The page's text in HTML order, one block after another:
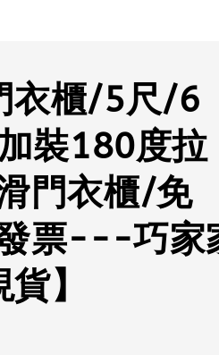
衣櫃/5尺/6
裝180度拉
門衣櫃/免
票---巧家
】